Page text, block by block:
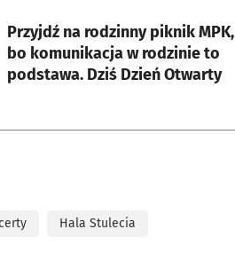
Przyjdź na rodzinny piknik MPK,
bo komunikacja w rodzinie to
podstawa. Dziś Dzień Otwarty
karcie
Hala Stulecia